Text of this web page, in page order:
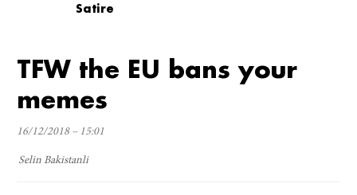
Satire
TFW the EU bans your
memes
16/12/2018 – 15:01
Selin Bakistanli